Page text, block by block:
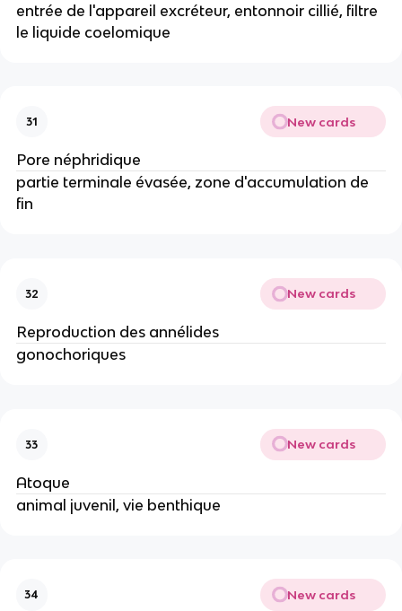
entrée de l'appareil excréteur, entonnoir cillié, filtre
le liquide coelomique
31 New cards
Pore néphridique
partie terminale évasée, zone d'accumulation de
fin
32 New cards
Reproduction des annélides
gonochoriques
33 New cards
Atoque
animal juvenil, vie benthique
34 New cards